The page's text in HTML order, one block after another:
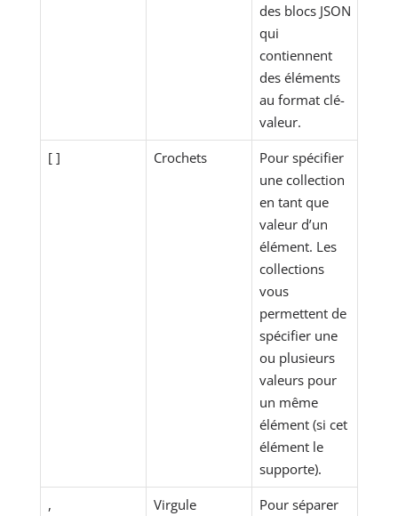
des blocs JSON
qui
contiennent
des éléments
au format clé-
valeur.
[ ]
Crochets
Pour spécifier
une collection
en tant que
valeur d’un
élément. Les
collections
vous
permettent de
spécifier une
ou plusieurs
valeurs pour
un même
élément (si cet
élément le
supporte).
,
Virgule
Pour séparer